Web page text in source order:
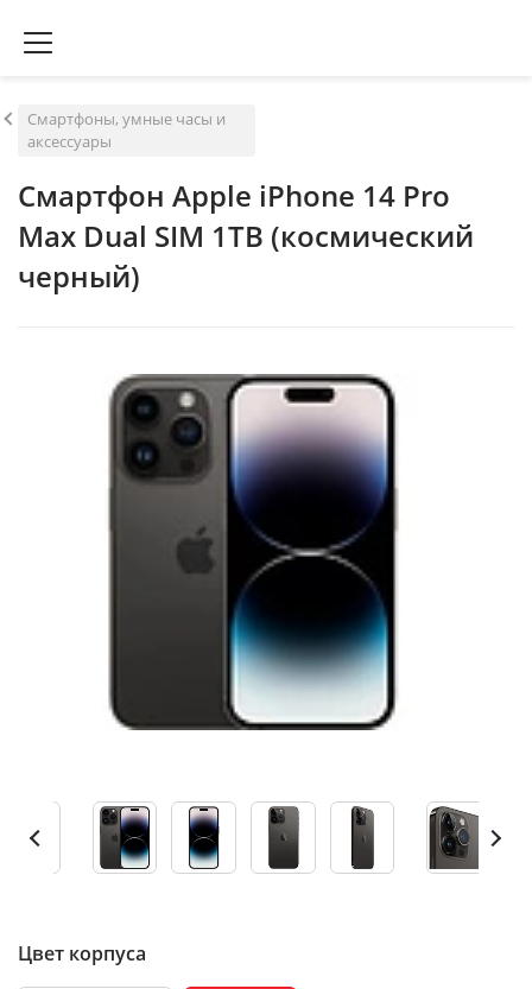
Смартфоны, умные часы и
аксессуары
Смартфон Apple iPhone 14 Pro
Max Dual SIM 1TB (космический
черный)
Цвет корпуса